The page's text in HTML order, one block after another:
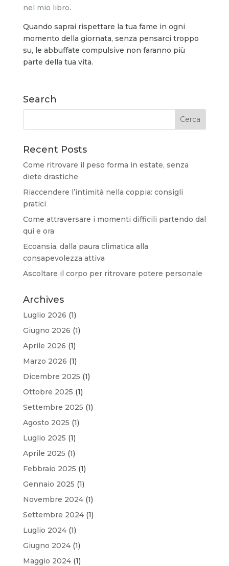
nel mio libro.
Quando saprai rispettare la tua fame in ogni
momento della giornata, senza pensarci troppo
su, le abbuffate compulsive non faranno più
parte della tua vita.
Search
Recent Posts
Come ritrovare il peso forma in estate, senza
diete drastiche
Riaccendere l’intimità nella coppia: consigli
pratici
Come attraversare i momenti difficili partendo dal
qui e ora
Ecoansia, dalla paura climatica alla
consapevolezza attiva
Ascoltare il corpo per ritrovare potere personale
Archives
Luglio 2026 (1)
Giugno 2026 (1)
Aprile 2026 (1)
Marzo 2026 (1)
Dicembre 2025 (1)
Ottobre 2025 (1)
Settembre 2025 (1)
Agosto 2025 (1)
Luglio 2025 (1)
Aprile 2025 (1)
Febbraio 2025 (1)
Gennaio 2025 (1)
Novembre 2024(1)
Settembre 2024(1)
Luglio 2024(1)
Giugno 2024(1)
Maggio 2024(1)